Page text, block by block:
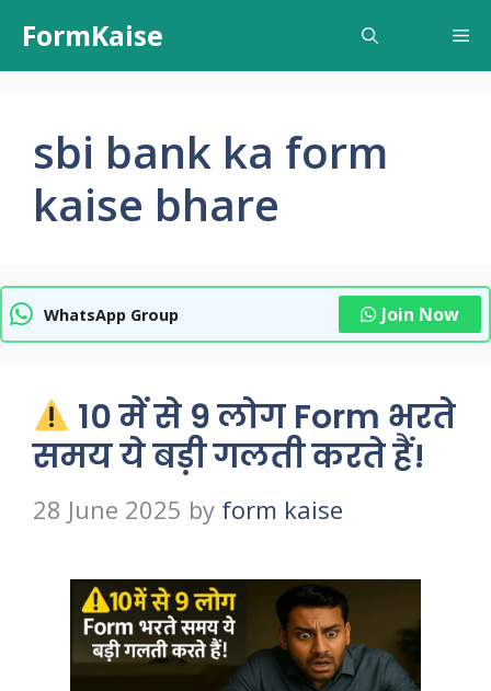
FormKaise
sbi bank ka form
kaise bhare
WhatsApp Group Join Now
10 में से 9 लोग Form भरते
समय ये बड़ी गलती करते हैं!
28 June 2025 by form kaise